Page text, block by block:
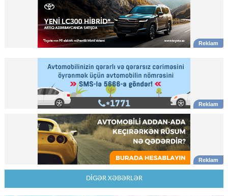
DİGƏR XƏBƏRLƏR